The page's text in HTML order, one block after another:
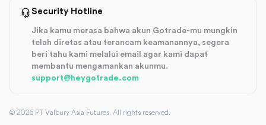
Security Hotline
Jika kamu merasa bahwa akun Gotrade-mu mungkin
telah diretas atau terancam keamanannya, segera
beri tahu kami melalui email agar kami dapat
membantu mengamankan akunmu.
support@heygotrade.com
© 2026 PT Valbury Asia Futures. All rights reserved.